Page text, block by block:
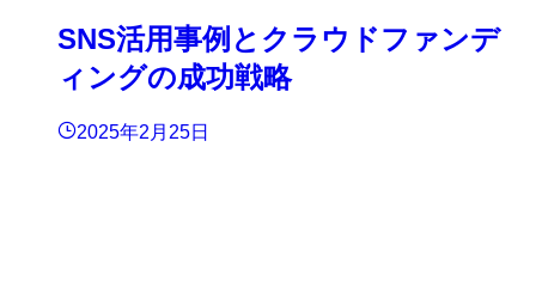
SNS活用事例とクラウドファンデ
ィングの成功戦略
2025年2月25日